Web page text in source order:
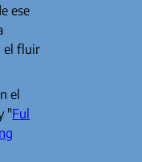
ese
el fluir
el
"Ful